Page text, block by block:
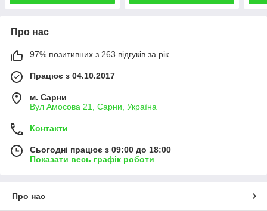
Про нас
97% позитивних з 263 відгуків за рік
Працює з 04.10.2017
м. Сарни
Вул Амосова 21, Сарни, Україна
Контакти
Сьогодні працює з 09:00 до 18:00
Показати весь графік роботи
Про нас